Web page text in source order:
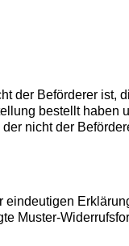
der Beförderer ist,
bestellt haben
nicht der
Muster-